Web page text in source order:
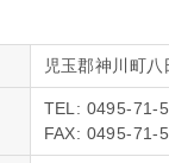
児玉郡神川町
TEL: 0495-71-
FAX: 0495-71-